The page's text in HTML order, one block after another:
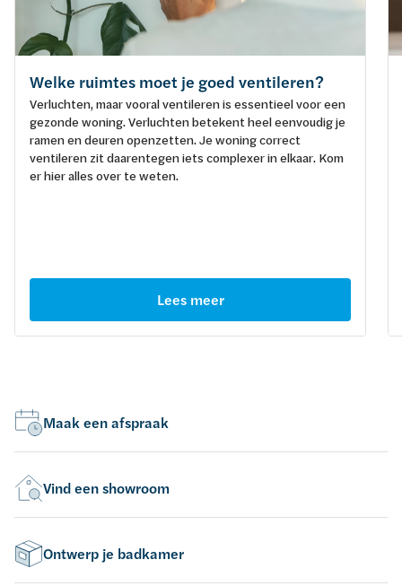
Welke ruimtes moet je goed ventileren?
Verluchten, maar vooral ventileren is essentieel voor een
gezonde woning. Verluchten betekent heel eenvoudig je
ramen en deuren openzetten. Je woning correct
ventileren zit daarentegen iets complexer in elkaar. Kom
er hier alles over te weten.
Lees meer
Maak een afspraak
Vind een showroom
Ontwerp je badkamer